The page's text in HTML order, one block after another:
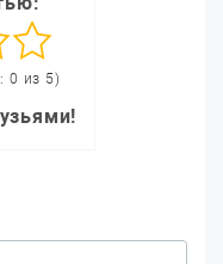
0 из 5)